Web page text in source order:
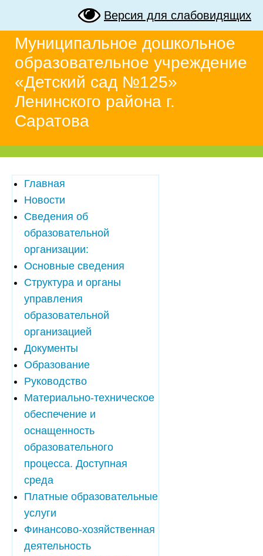
Версия для слабовидящих
Муниципальное дошкольное
образовательное учреждение
«Детский сад №125»
Ленинского района г.
Саратова
Главная
Новости
Сведения об
образовательной
организации:
Основные сведения
Структура и органы
управления
образовательной
организацией
Документы
Образование
Руководство
Материально-техническое
обеспечение и
оснащенность
образовательного
процесса. Доступная
среда
Платные образовательные
услуги
Финансово-хозяйственная
деятельность